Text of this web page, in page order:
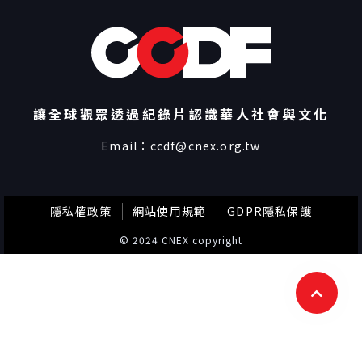
讓全球觀眾透過紀錄片認識華人社會與文化
Email： ccdf@cnex.org.tw
© 2024 CNEX copyright
隱私權政策 網站使用規範 GDPR隱私保護